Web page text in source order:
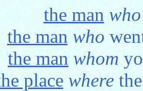
the man who
the man who
the man whom
place where